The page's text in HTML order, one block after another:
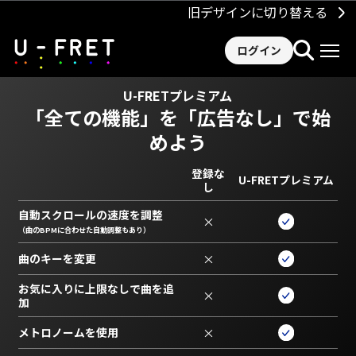
旧デザインに切り替える
ログイン
U-FRETプレミアム
「全ての機能」を 「広告なし」で始
めよう
登録な
し
U-FRETプレミアム
自動スクロールの速度を調整
（曲のBPMに合わせた自動調整もあり） ×
曲のキーを変更 ×
お気に入りに上限なしで曲を追
加
×
メトロノームを使用 ×